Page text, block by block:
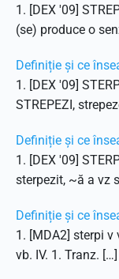
1. [DEX '09]
(se) produce o
Definiție și ce
1. [DEX '09]
STREPEZI,
Definiție și ce
1. [DEX '09]
sterpezit, ~ă a vz
Definiție și ce
1. [MDA2] sterpi v
vb. IV. 1. Tranz. […]